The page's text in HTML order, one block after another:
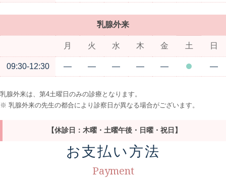
乳腺外来
月 火 水 木 金 土 日
09:30-12:30 ― ― ― ― ― ―
乳腺外来は、第4土曜日のみの診療となります。
※ 乳腺外来の先生の都合により診察日が異なる場合がございます。
【休診日：木曜・土曜午後・日曜・祝日】
お支払い方法
Payment